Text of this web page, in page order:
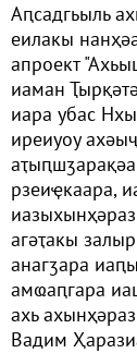
Аԥсадгьыль
еилакы
апроект
иаман
иара убас
иреиуоу
рзеиҿкаара,
агәҭакы
анагӡара
амҩаԥгара
ахь
Вадим